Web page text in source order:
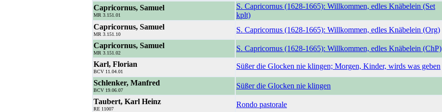
Capricornus, Samuel
MR 3.151.01
S. Capricornus (1628-1665): Willkommen, edles Knäbelein (Set
kplt)
Capricornus, Samuel
MR 3.151.10
S. Capricornus (1628-1665): Willkommen, edles Knäbelein (Org)
Capricornus, Samuel
MR 3.151.02
S. Capricornus (1628-1665): Willkommen, edles Knäbelein (ChP)
Karl, Florian
BCV 11.04.01
Süßer die Glocken nie klingen; Morgen, Kinder, wirds was geben
Schlenker, Manfred
BCV 19.06.07
Süßer die Glocken nie klingen
Taubert, Karl Heinz
RE 11007
Rondo pastorale